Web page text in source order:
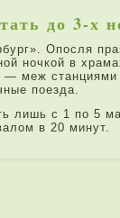
до 3-х
Опосля
ночкой в
меж станциями
поезда­.
лишь с 1 по 5
в 20 минут.